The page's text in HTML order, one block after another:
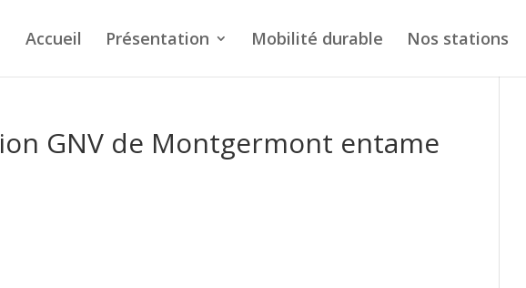
Accueil Présentation Mobilité durable Nos stations
GNV de Montgermont entame